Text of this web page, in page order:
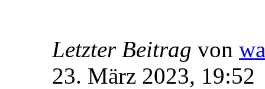
Letzter Beitrag von
23. März 2023, 19:52